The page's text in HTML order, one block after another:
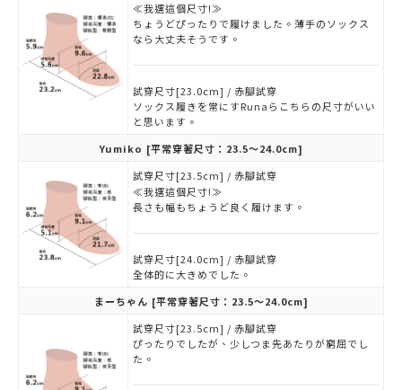
≪我選這個尺寸!≫
ちょうどぴったりで履けました。薄手のソックス
なら大丈夫そうです。
試穿尺寸[23.0cm] / 赤腳試穿
ソックス履きを常にすRunaらこちらの尺寸がいい
と思います。
Yumiko [平常穿著尺寸：23.5～24.0cm]
試穿尺寸[23.5cm] / 赤腳試穿
≪我選這個尺寸!≫
長さも幅もちょうど良く履けます。
試穿尺寸[24.0cm] / 赤腳試穿
全体的に大きめでした。
まーちゃん [平常穿著尺寸：23.5～24.0cm]
試穿尺寸[23.5cm] / 赤腳試穿
ぴったりでしたが、少しつま先あたりが窮屈でし
た。